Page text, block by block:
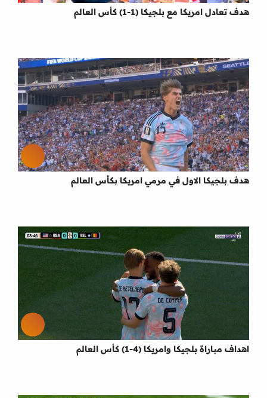
هدف تعادل امريكا مع بلجيكا (1-1) كأس العالم
هدف بلجيكا الاول في مرمي امريكا بكأس العالم
اهداف مباراة بلجيكا وامريكا (4-1) كأس العالم